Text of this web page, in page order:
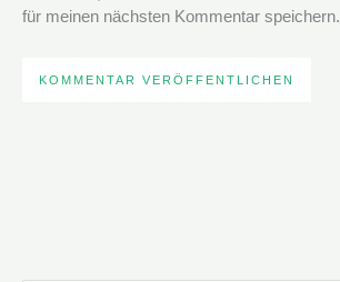
für meinen nächsten Kommentar speichern.